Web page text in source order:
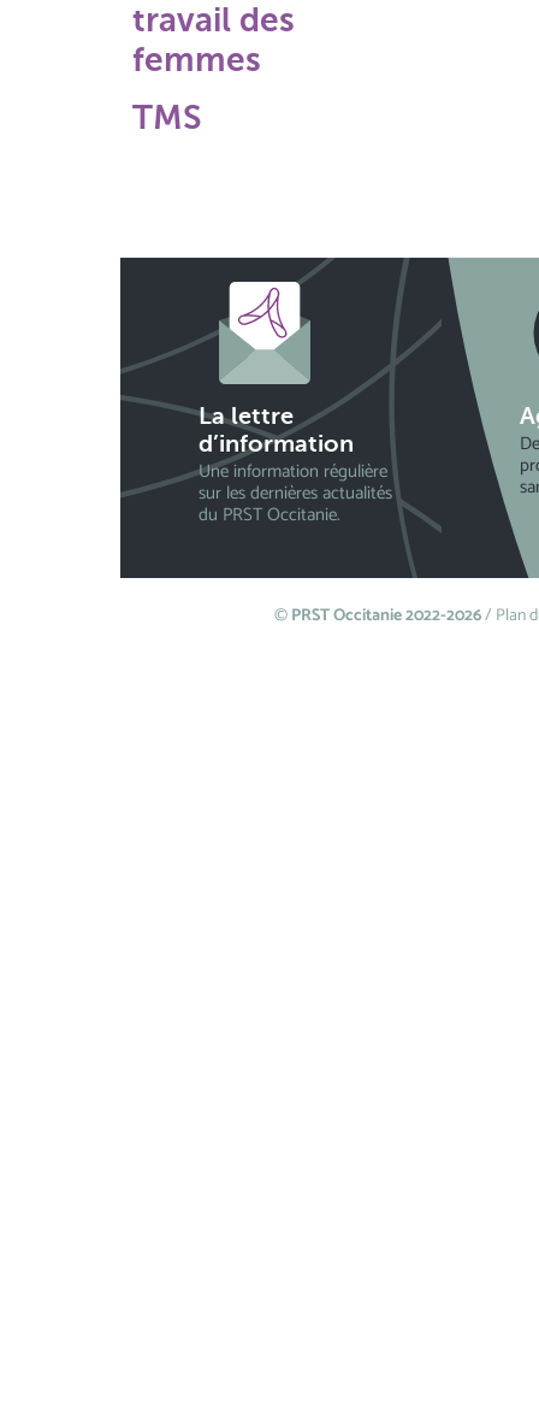
travail des
femmes
TMS
La lettre
d’information
Une information régulière
sur les dernières actualités
du PRST Occitanie.
©PRST Occitanie 2022-2026/Plan